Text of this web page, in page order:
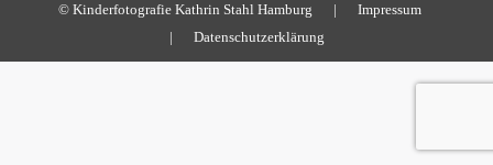
© Kinderfotografie Kathrin Stahl Hamburg | Impressum
| Datenschutzerklärung